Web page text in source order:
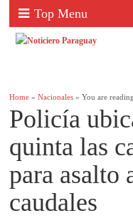
Top Menu
Home »Nacionales » You are
Policía
quinta las
para asalto
caudales